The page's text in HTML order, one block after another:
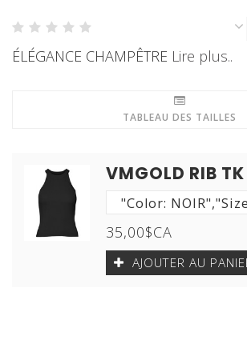
ÉLÉGANCE CHAMPÊTRE Lire plus..
TABLEAU DES TAILLES
VMGOLD RIB TK
"Color:
35,00$CA
AJOUTER AU